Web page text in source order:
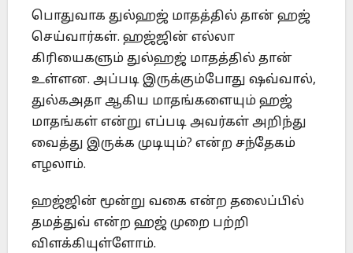
பொதுவாக துல்ஹஜ் மாதத்தில் தான் ஹஜ்
செய்வார்கள். ஹஜ்ஜின் எல்லா
கிரியைகளும் துல்ஹஜ் மாதத்தில் தான்
உள்ளன. அப்படி இருக்கும்போது ஷவ்வால்,
துல்கஅதா ஆகிய மாதங்களையும் ஹஜ்
மாதங்கள் என்று எப்படி அவர்கள் அறிந்து
வைத்து இருக்க முடியும்? என்ற சந்தேகம்
எழலாம்.
ஹஜ்ஜின் மூன்று வகை என்ற தலைப்பில்
தமத்துவ் என்ற ஹஜ் முறை பற்றி
விளக்கியுள்ளோம்.